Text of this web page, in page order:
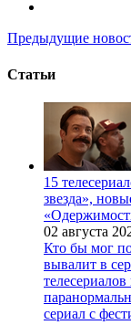
Предыдущие
Статьи
15
звезда»,
02 августа
Кто бы мог
вывалит в
сериал с